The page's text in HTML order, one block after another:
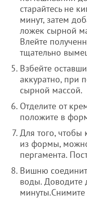
старайтесь не
минут, затем
ложек сырной
Влейте
тщательно
Взбейте
аккуратно, при
сырной массой.
Отделите от
положите в
Для того, чтобы
из формы,
пергамента.
Вишню
воды. Доводите